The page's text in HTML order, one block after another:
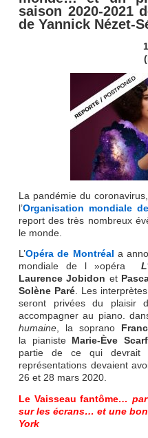
saison 2020-2021
de Yannick Nézet-
La pandémie du
l’Organisation mondiale
report des très nombreux
le monde.
L’Opéra de Montréal a
mondiale de l »opéra
Laurence Jobidon et
Solène Paré. Les
seront privées du plaisir
accompagner au piano.
humaine, la soprano
la pianisteMarie-Ève
partie de ce qui devrait
représentations devaient
26 et 28 mars 2020.
Le Vaisseau fantôme… par
sur les écrans… et une
York